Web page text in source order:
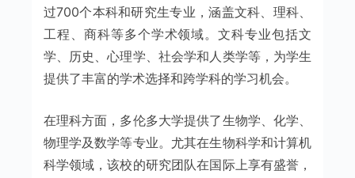
过700个本科和研究生专业，涵盖文科、理科、
工程、商科等多个学术领域。文科专业包括文
学、历史、心理学、社会学和人类学等，为学生
提供了丰富的学术选择和跨学科的学习机会。
在理科方面，多伦多大学提供了生物学、化学、
物理学及数学等专业。尤其在生物科学和计算机
科学领域，该校的研究团队在国际上享有盛誉，